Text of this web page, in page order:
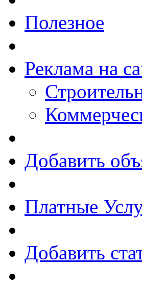
Полезное
Реклама на
Добавить
Платные
Добавить